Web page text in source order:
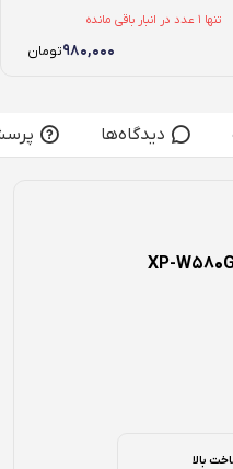
تنها 1 عدد در انبار باقی مانده
۹۸۰,۰۰۰تومان
دیدگاه‌ها
بالا